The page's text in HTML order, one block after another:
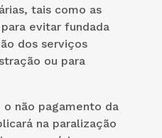
tais como as
evitar fundada
dos serviços
ou para
o não pagamento da
na paralização